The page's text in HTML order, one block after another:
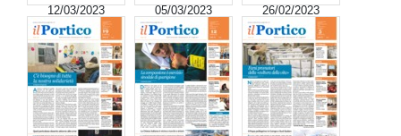
12/03/2023 05/03/2023 26/02/2023